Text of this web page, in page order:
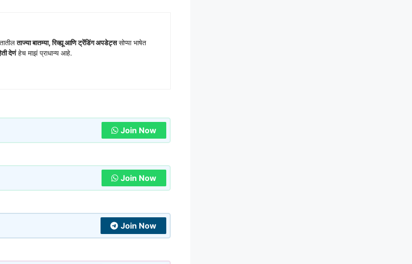
ताज्या बातम्या, रिव्ह्यू आणि ट्रेंडिंग अपडेट्ससोप्या भाषेत
देणंहेच माझं प्राधान्य आहे.
Join Now
Join Now
Join Now